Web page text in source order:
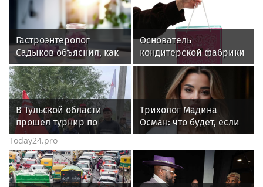
Гастроэнтеролог
Садыков объяснил, как
сахар в рационе
ускоряет изнашивание
тканей
Основатель
кондитерской фабрики
«Dy’Nastie» Георгий
Хачинян: как
необычные добавки в
шоколаде реально
работают, а какие -
маркетинг
В Тульской области
прошел турнир по
рыбной ловле среди
команд
железнодорожников
Трихолог Мадина
Осман: что будет, если
мыть голову ежедневно
Today24.pro